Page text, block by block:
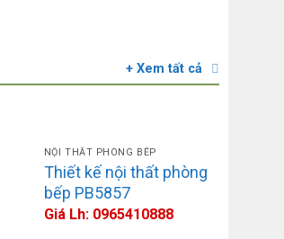
+ Xem tất cả
NỘI THẤT PHÒNG BẾP
Thiết kế nội thất phòng
bếp PB5857
Giá Lh: 0965410888